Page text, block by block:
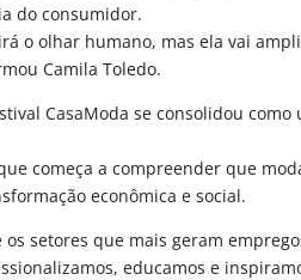
do consumidor.
o olhar humano, mas ela vai
Camila Toledo.
CasaModa se consolidou
começa a compreender que
econômica e social.
os setores que mais geram
educamos e